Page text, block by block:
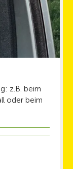
z.B. beim
oder beim